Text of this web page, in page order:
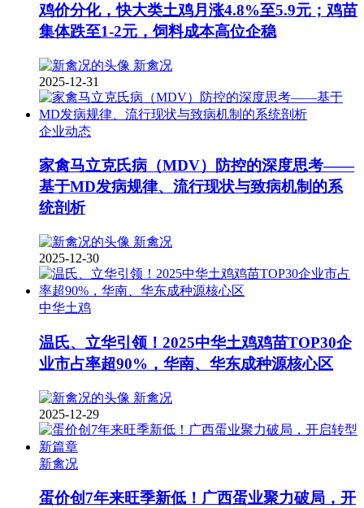
鸡价分化，快大类土鸡月涨4.8%至5.9元；鸡苗
集体跌至1-2元，饲料成本高位企稳
新禽况
2025-12-31
企业动态
家禽马立克氏病（MDV）防控的深度思考——
基于MD发病规律、流行现状与致病机制的系
统剖析
新禽况
2025-12-30
中华土鸡
温氏、立华引领！2025中华土鸡鸡苗TOP30企
业市占率超90%，华南、华东成种源核心区
新禽况
2025-12-29
新禽况
蛋价创7年来旺季新低！广西蛋业聚力破局，开